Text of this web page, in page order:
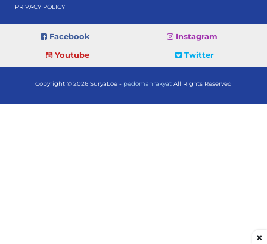
PRIVACY POLICY
Facebook
Instagram
Youtube
Twitter
Copyright © 2026 SuryaLoe - pedomanrakyat All Rights Reserved
×